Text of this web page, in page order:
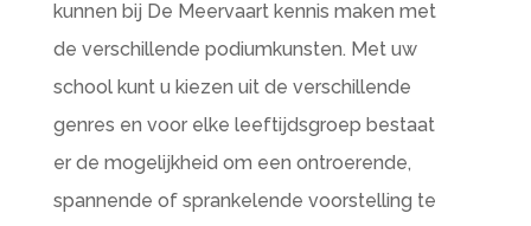
kunnen bij De Meervaart kennis maken met
de verschillende podiumkunsten. Met uw
school kunt u kiezen uit de verschillende
genres en voor elke leeftijdsgroep bestaat
er de mogelijkheid om een ontroerende,
spannende of sprankelende voorstelling te